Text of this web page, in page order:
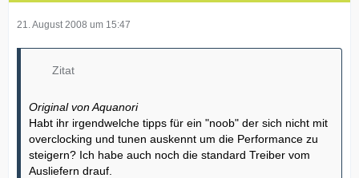
21. August 2008 um 15:47
Zitat
Original von Aquanori
Habt ihr irgendwelche tipps für ein "noob" der sich nicht mit
overclocking und tunen auskennt um die Performance zu
steigern? Ich habe auch noch die standard Treiber vom
Ausliefern drauf.